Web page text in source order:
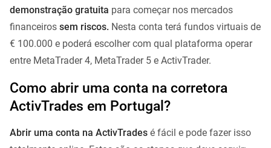
demonstração gratuita para começar nos mercados
financeiros sem riscos. Nesta conta terá fundos virtuais de
€ 100.000 e poderá escolher com qual plataforma operar
entre MetaTrader 4, MetaTrader 5 e ActivTrader.
Como abrir uma conta na corretora
ActivTrades em Portugal?
Abrir uma conta na ActivTrades é fácil e pode fazer isso